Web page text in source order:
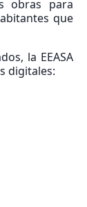
obras para
que
la EEASA
digitales: